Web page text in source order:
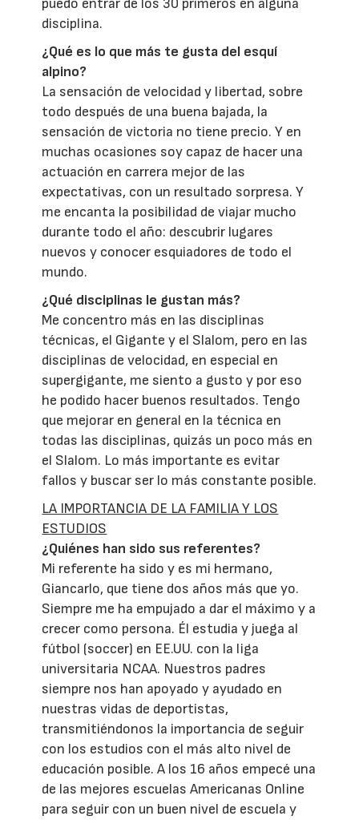
disciplina.
¿Qué es lo que más te gusta del esquí
alpino?
La sensación de velocidad y libertad, sobre
todo después de una buena bajada, la
sensación de victoria no tiene precio. Y en
muchas ocasiones soy capaz de hacer una
actuación en carrera mejor de las
expectativas, con un resultado sorpresa. Y
me encanta la posibilidad de viajar mucho
durante todo el año: descubrir lugares
nuevos y conocer esquiadores de todo el
mundo.
¿Qué disciplinas le gustan más?
Me concentro más en las disciplinas
técnicas, el Gigante y el Slalom, pero en las
disciplinas de velocidad, en especial en
supergigante, me siento a gusto y por eso
he podido hacer buenos resultados. Tengo
que mejorar en general en la técnica en
todas las disciplinas, quizás un poco más en
el Slalom. Lo más importante es evitar
fallos y buscar ser lo más constante posible.
LA IMPORTANCIA DE LA FAMILIA Y LOS
ESTUDIOS
¿Quiénes han sido sus referentes?
Mi referente ha sido y es mi hermano,
Giancarlo, que tiene dos años más que yo.
Siempre me ha empujado a dar el máximo y a
crecer como persona. Él estudia y juega al
fútbol (soccer) en EE.UU. con la liga
universitaria NCAA. Nuestros padres
siempre nos han apoyado y ayudado en
nuestras vidas de deportistas,
transmitiéndonos la importancia de seguir
con los estudios con el más alto nivel de
educación posible. A los 16 años empecé una
de las mejores escuelas Americanas Online
para seguir con un buen nivel de escuela y